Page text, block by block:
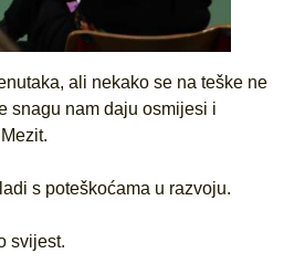
ali nekako se na teške ne
snagu nam daju osmijesi i
s poteškoćama u razvoju.
svijest.